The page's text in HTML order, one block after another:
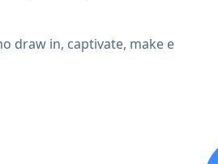
draw in, captivate, make e